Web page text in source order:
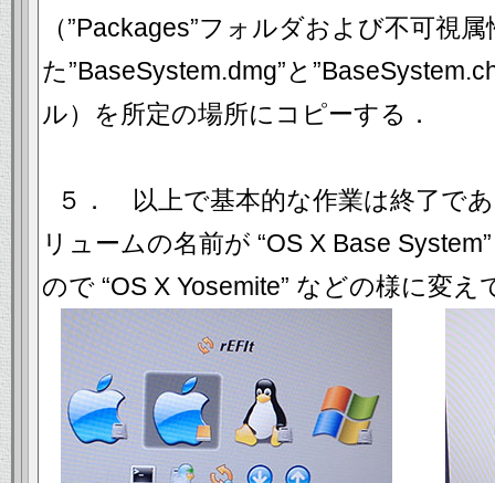
（”Packages”フォルダおよび不可視
た”BaseSystem.dmg”と
ル）を所定の場所にコピーする．
５． 以上で基本的な作業は終了で
リュームの名前が “OS X Base
ので “OS X Yosemite” などの様に変え